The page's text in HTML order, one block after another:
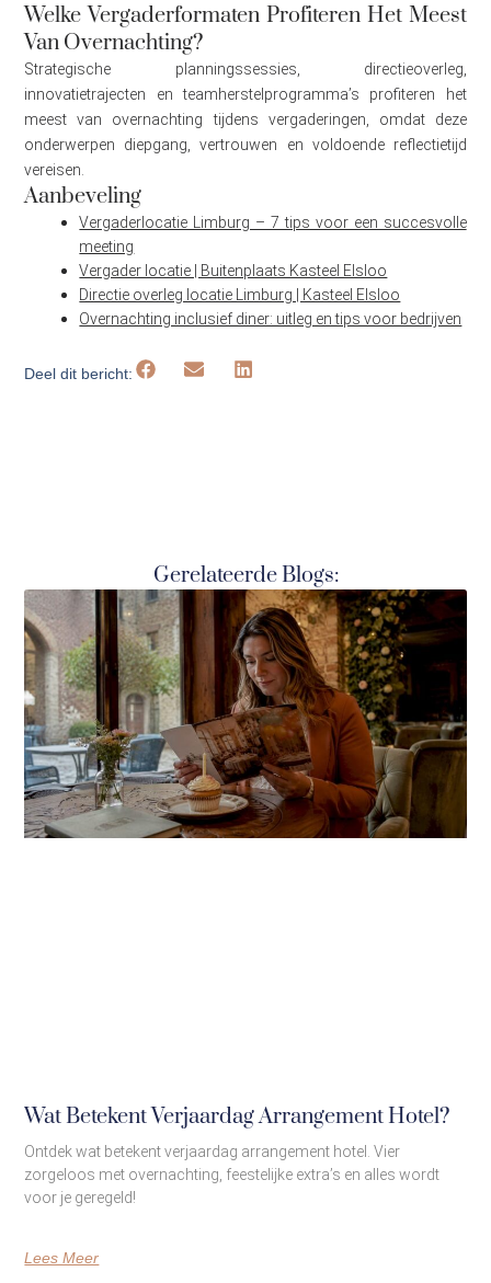
Welke Vergaderformaten Profiteren Het Meest
Van Overnachting?
Strategische planningssessies, directieoverleg,
innovatietrajecten en teamherstelprogramma’s profiteren het
meest van overnachting tijdens vergaderingen, omdat deze
onderwerpen diepgang, vertrouwen en voldoende reflectietijd
vereisen.
Aanbeveling
Vergaderlocatie Limburg – 7 tips voor een succesvolle
meeting
Vergader locatie | Buitenplaats Kasteel Elsloo
Directie overleg locatie Limburg | Kasteel Elsloo
Overnachting inclusief diner: uitleg en tips voor bedrijven
Deel dit bericht:
Gerelateerde Blogs:
Wat Betekent Verjaardag Arrangement Hotel?
Ontdek wat betekent verjaardag arrangement hotel. Vier
zorgeloos met overnachting, feestelijke extra’s en alles wordt
voor je geregeld!
Lees Meer